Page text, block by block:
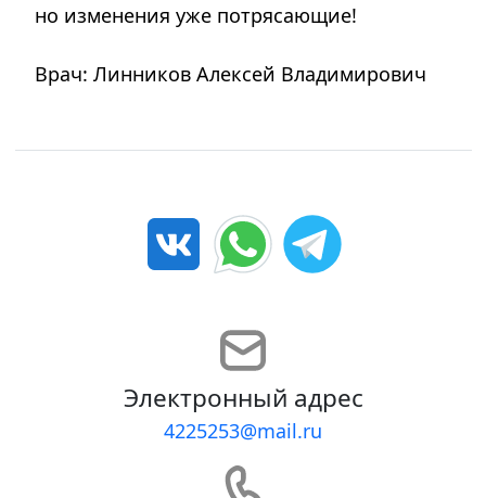
но изменения уже потрясающие!
Врач: Линников Алексей Владимирович
Электронный адрес
4225253@mail.ru